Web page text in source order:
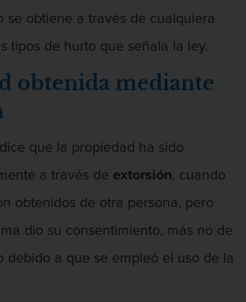
a un niño menor de 18 años
estatutaria
Violentos
de Sentencia Para Pandillas
a un Testigo
se obtiene a través de cualquiera
tipos de hurto que señala la ley.
obtenida mediante
que la propiedad ha sido
a través de extorsión, cuando
obtenidos de otra persona, pero
dio su consentimiento, más no de
debido a que se empleó el uso de la